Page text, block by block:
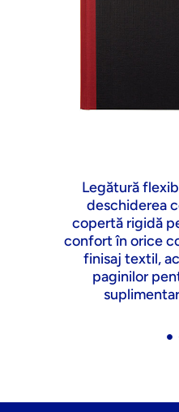
Legătură
deschiderea
copertă rigidă
confort în orice
finisaj textil,
paginilor